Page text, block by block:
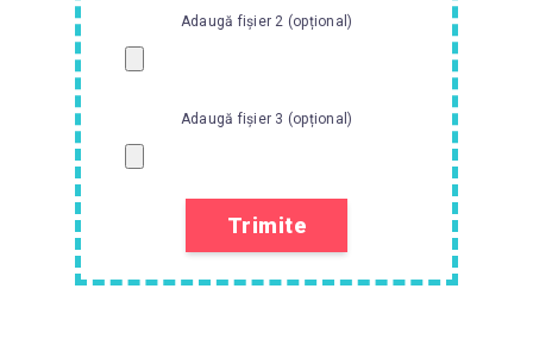
Adaugă fișier 2 (opțional)
Adaugă fișier 3 (opțional)